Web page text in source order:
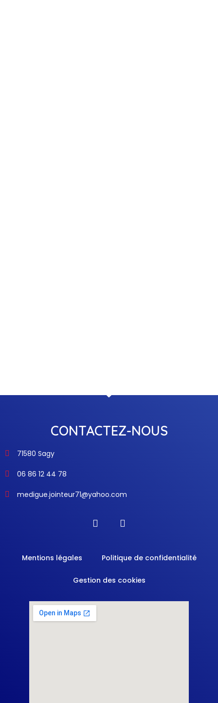
CONTACTEZ-NOUS
71580 Sagy
06 86 12 44 78
medigue.jointeur71@yahoo.com
Mentions légales Politique de confidentialité
Gestion des cookies